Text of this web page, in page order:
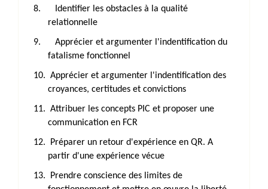
8.
Identifier les obstacles à la qualité
relationnelle
9.
Apprécier et argumenter l'indentification du
fatalisme fonctionnel
10. Apprécier et argumenter l'indentification des
croyances, certitudes et convictions
11. Attribuer les concepts PIC et proposer une
communication en FCR
12.
Préparer un retour d'expérience en QR. A
partir d'une expérience vécue
13.
Prendre conscience des limites de